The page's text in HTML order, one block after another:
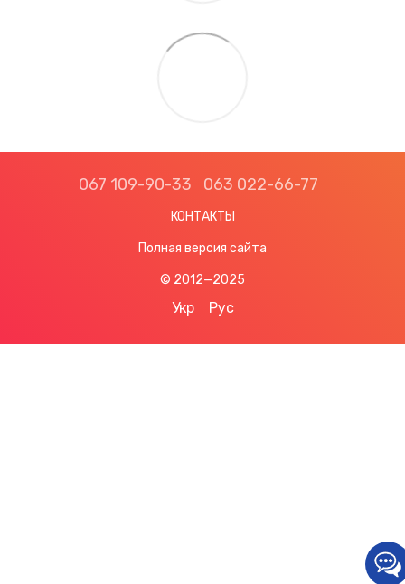
067 109-90-33 063 022-66-77
КОНТАКТЫ
Полная версия сайта
© 2012—2025
Укр Рус